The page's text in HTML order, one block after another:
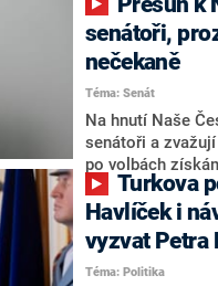
stárnutí
nový předseda
senátních
aktivitu opozice,
komentátoři
úmorná práce
námi navíc
svoje témata,“
NEWS.
senátoři,
nečekaně
Téma: Senát
Na hnutí Naše
senátoři a
po volbách
NEWS to řekl
Martin Kuba.
například
součástí klubu
redakce
Havlíček i
vyzvat Petra
Téma: Politika